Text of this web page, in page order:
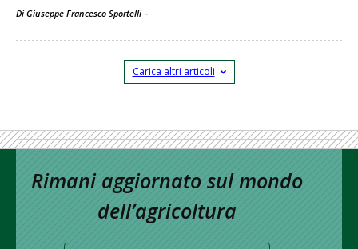
Di Giuseppe Francesco Sportelli -
Carica altri articoli
Rimani aggiornato sul mondo
dell’agricoltura